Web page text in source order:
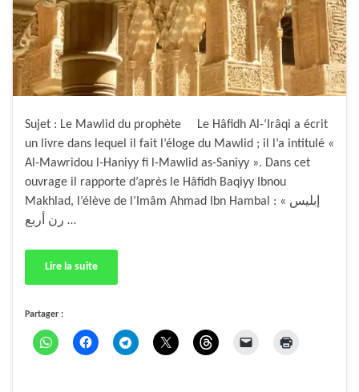
Sujet : Le Mawlid du prophète Le Hâfidh Al-‘Irâqi a écrit
un livre dans lequel il fait l’éloge du Mawlid ; il l’a intitulé «
Al-Mawridou l-Haniyy fi l-Mawlid as-Saniyy ». Dans cet
ouvrage il rapporte d’après le Hâfidh Baqiyy Ibnou
Makhlad, l’élève de l’Imâm Ahmad Ibn Hambal : « إبليس
رن أربع …
Lire la suite
Partager :